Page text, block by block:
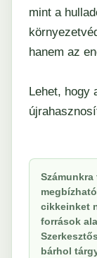
mint a
hanem az
Lehet, hogy
cikkeinket
források
bárhol